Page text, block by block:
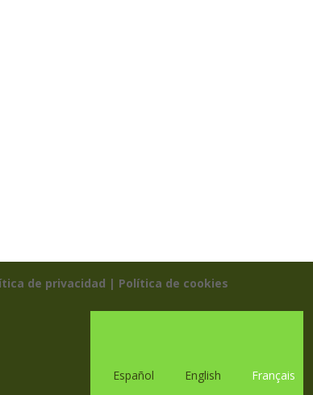
de privacidad | Política de cookies
Español English Français